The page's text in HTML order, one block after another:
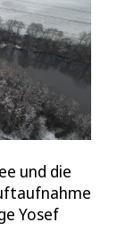
und die
Yosef